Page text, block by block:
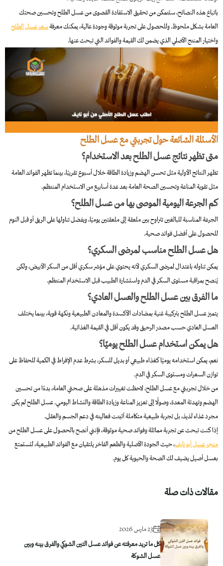
باتباع هذه النصائح، ستتمكن من تحقيق الاستفادة القصوى من عسل الطلح وتحسين صحتك
العامة بشكل ملحوظ. وللحصول على تجربة موثوقة وجودة عالية، يمكنك معرفةسعر عسل الطلح
واختيار المنتج الأصلي الذي يضمن لك القيمة والفوائد التي تبحث عنها.
الأسئلة الشائعة حول تجربتي مع عسل الطلح
متى تظهر نتائج عسل الطلح بعد الاستخدام؟
تظهر النتائج الأولية مثل تحسن الهضم وزيادة الطاقة خلال أسبوع تقريبًا، بينما تظهر الفوائد العامة
مثل تقوية المناعة وتحسين الصحة العامة بعد عدة أسابيع من الاستخدام المنتظم.
كم الجرعة اليومية الموصى بها من عسل الطلح؟
الجرعة المناسبة للبالغين تتراوح بين ملعقة إلى ملعقتين يوميًا، ويفضل تناولها على الريق أو قبل النوم
للحصول على أفضل فوائد صحية.
هل عسل الطلح مناسب لمرضى السكري؟
يمكن تناوله باعتدال لمرضى السكري لأنه يحتوي على مؤشر سكري أقل من السكر الأبيض، ولكن
يُنصح بمراقبة مستوى السكر في الدم واستشارة الطبيب قبل الاستخدام المنتظم.
ما الفرق بين عسل الطلح والعسل العادي؟
يتميز عسل الطلح بتركيبة غنية بمضادات الأكسدة والمعادن الطبيعية ونكهة قوية، بينما يختلف
العسل العادي حسب مصدر الرحيق وقد يكون أقل في القيمة الغذائية.
هل يمكن استخدام عسل الطلح يوميًا؟
نعم، يمكن استخدامه يوميًا كغذاء طبيعي أو بديل للسكر، بشرط عدم الإفراط في الكمية للحفاظ على
توازن السعرات ومستوى السكر في الدم.
من خلال تجربتي مع عسل الطلح، لاحظت تغييرات مذهلة على صحتي العامة، بدءًا من تحسين
الهضم وتهدئة المعدة، وصولًا إلى تعزيز المناعة وزيادة الطاقة والنشاط اليومي. عسل الطلح لم يكن
مجرد غذاء لذيذ، بل تجربة طبيعية متكاملة أثبتت فعاليته في دعم الجسم والعقل.
إذا كنت تبحث عن تجربة مماثلة وفوائد صحية موثوقة، فإنني أنصح بالحصول على عسل الطلح من
متجر عسل أبو نايف، حيث الجودة الأصلية والطعم الفاخر يلتقيان مع الفوائد الطبيعية، لتستمتع
بعسل أصيل يضيف لك الصحة والحيوية كل يوم.
مقالات ذات صلة
23 مارس 2026
كل ما تريد معرفته عن فوائد عسل التين الشوكي والفرق بينه وبين
عسل الشوكة